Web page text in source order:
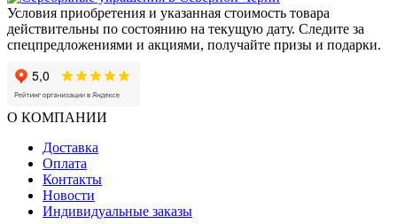
Условия приобретения и указанная стоимость товара
действительны по состоянию на текущую дату. Следите за
спецпредложениями и акциями, получайте призы и подарки.
О КОМПАНИИ
Доставка
Оплата
Контакты
Новости
Индивидуальные заказы